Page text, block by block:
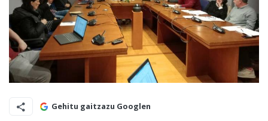
Gehitu gaitzazu Googlen